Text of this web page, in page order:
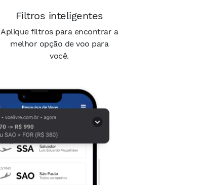
Filtros inteligentes
Aplique filtros para encontrar a
melhor opção de voo para
você.